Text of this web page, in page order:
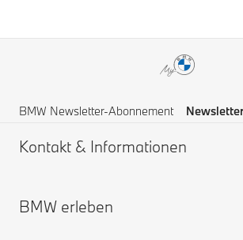
BMW Newsletter-Abonnement
Kontakt & Informationen
Hilfe & Kontakt
BMW erleben